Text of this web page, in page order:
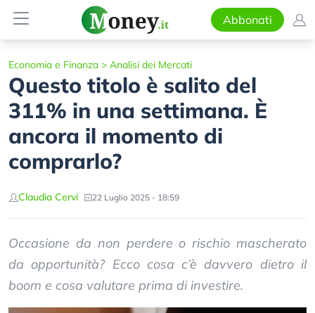
Abbonati
Economia e Finanza > Analisi dei Mercati
Questo titolo è salito del
311% in una settimana. È
ancora il momento di
comprarlo?
Claudia Cervi 22 Luglio 2025 - 18:59
Occasione da non perdere o rischio mascherato
da opportunità? Ecco cosa c’è davvero dietro il
boom e cosa valutare prima di investire.